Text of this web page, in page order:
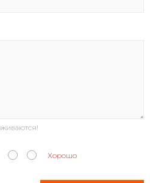
Хорошо